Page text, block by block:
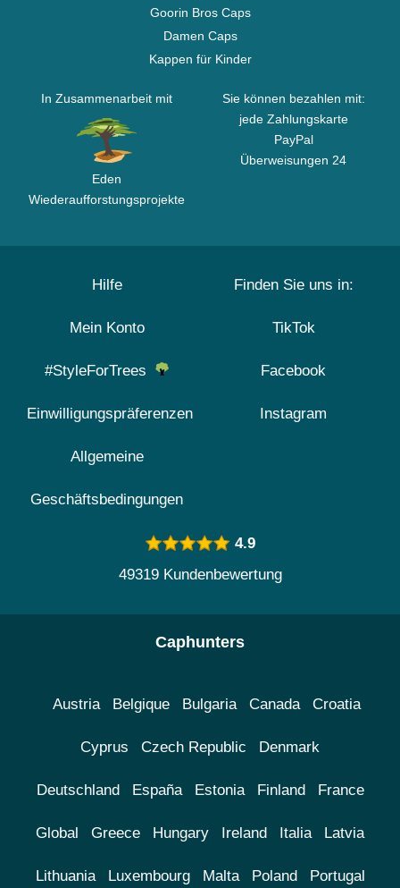
Goorin Bros Caps
Damen Caps
Kappen für Kinder
In Zusammenarbeit mit
Eden
Wiederaufforstungsprojekte
Sie können bezahlen mit:
jede Zahlungskarte
PayPal
Überweisungen 24
Hilfe
Mein Konto
#StyleForTrees
Einwilligungspräferenzen
Allgemeine
Geschäftsbedingungen
Finden Sie uns in:
TikTok
Facebook
Instagram
4.9
49319 Kundenbewertung
Caphunters
Austria Belgique Bulgaria Canada Croatia
Cyprus Czech Republic Denmark
Deutschland España Estonia Finland France
Global Greece Hungary Ireland Italia Latvia
Lithuania Luxembourg Malta Poland Portugal